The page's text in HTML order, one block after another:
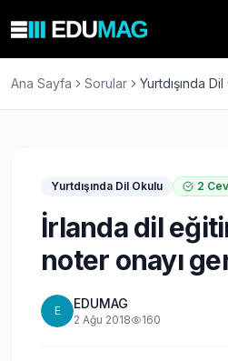
Ana Sayfa Sorular Yurtdışında
Yurtdışında Dil Okulu 2
İrlanda dil
noter onayı
E EDUMAG
2 Ağu 2018 160